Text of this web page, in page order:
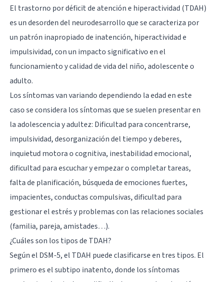
El trastorno por déficit de atención e hiperactividad (TDAH)
es un desorden del neurodesarrollo que se caracteriza por
un patrón inapropiado de inatención, hiperactividad e
impulsividad, con un impacto significativo en el
funcionamiento y calidad de vida del niño, adolescente o
adulto.
Los síntomas van variando dependiendo la edad en este
caso se considera los síntomas que se suelen presentar en
la adolescencia y adultez: Dificultad para concentrarse,
impulsividad, desorganización del tiempo y deberes,
inquietud motora o cognitiva, inestabilidad emocional,
dificultad para escuchar y empezar o completar tareas,
falta de planificación, búsqueda de emociones fuertes,
impacientes, conductas compulsivas, dificultad para
gestionar el estrés y problemas con las relaciones sociales
(familia, pareja, amistades…).
¿Cuáles son los tipos de TDAH?
Según el DSM-5, el TDAH puede clasificarse en tres tipos. El
primero es el subtipo inatento, donde los síntomas